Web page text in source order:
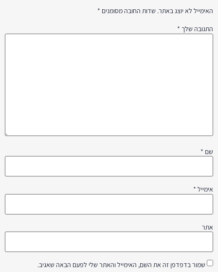
האימייל לא יוצג באתר. שדות החובה מסומנים *
התגובה שלך *
שם *
אימייל *
אתר
שמור בדפדפן זה את השם, האימייל והאתר שלי לפעם הבאה שאגיב.